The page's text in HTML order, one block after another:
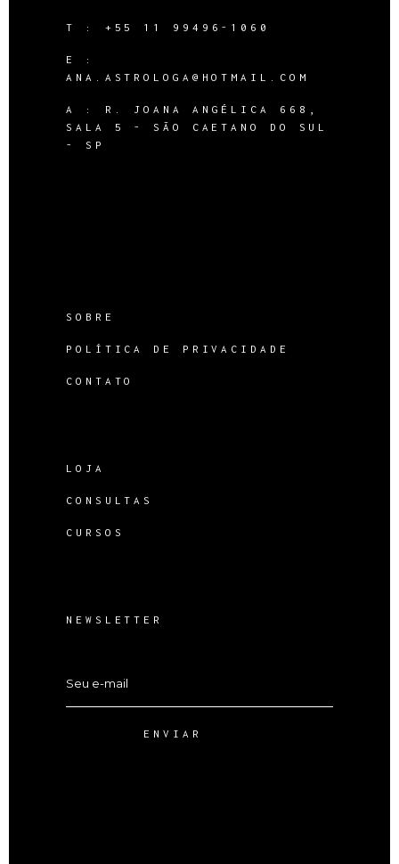
T : +55 11 99496-1060
E :
ANA.ASTROLOGA@HOTMAIL.COM
A :
R. JOANA ANGÉLICA 668,
SALA 5 - SÃO CAETANO DO SUL
- SP
SOBRE
POLÍTICA DE PRIVACIDADE
CONTATO
LOJA
CONSULTAS
CURSOS
NEWSLETTER
ENVIAR